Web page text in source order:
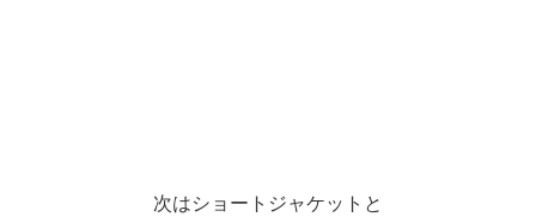
次はショートジャケットと